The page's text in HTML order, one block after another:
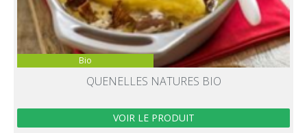
Bio
QUENELLES NATURES BIO
VOIR LE PRODUIT